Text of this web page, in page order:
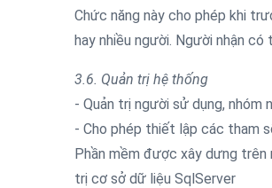
Chức năng này cho phép khi
hay nhiều người. Người nhận
3.6. Quản trị hệ thống
- Quản trị người sử dụng, nhóm
- Cho phép thiết lập các tham
Phần mềm được xây dưng trên
trị cơ sở dữ liệu SqlServer